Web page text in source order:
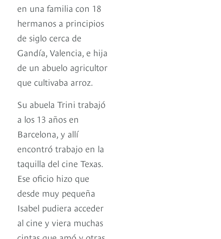
en una familia con 18
hermanos a principios
de siglo cerca de
Gandía, Valencia, e hija
de un abuelo agricultor
que cultivaba arroz.
Su abuela Trini trabajó
a los 13 años en
Barcelona, y allí
encontró trabajo en la
taquilla del cine Texas.
Ese oficio hizo que
desde muy pequeña
Isabel pudiera acceder
al cine y viera muchas